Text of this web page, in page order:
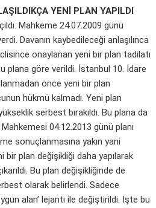
YENİ PLAN YAPILDI
Mahkeme 24.07.2009 günü
Davanın kaybedileceği anlaşılınca
onaylanan yeni bir plan tadilatı
plana göre verildi. İstanbul 10. İdare
önce yeni bir plan
hükmü kalmadı. Yeni plan
serbest bırakıldı. Bu plana da
04.12.2013 günü planı
sonuçlanmasına yakın yani
bir plan değişikliği daha yapılarak
Bu plan değişikliğinde de
olarak belirlendi. Sadece
alan’ lejantı ile değiştirildi. İşte bu